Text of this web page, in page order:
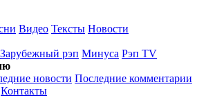
Видео Тексты Новости
Зарубежный рэп Минуса Рэп TV
новости Последние комментарии
Контакты